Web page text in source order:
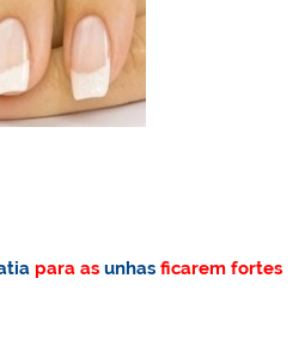
para asunhas ficarem fortes